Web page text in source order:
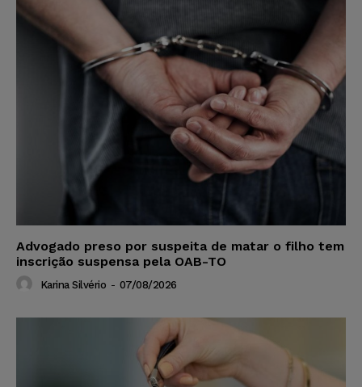
Advogado preso por suspeita de matar o filho tem
inscrição suspensa pela OAB-TO
Karina Silvério - 07/08/2026